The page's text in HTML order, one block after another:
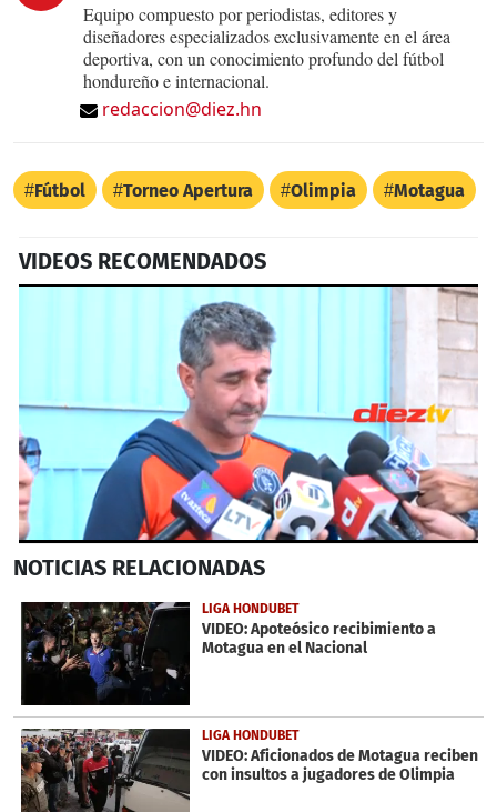
Equipo compuesto por periodistas, editores y
diseñadores especializados exclusivamente en el área
deportiva, con un conocimiento profundo del fútbol
hondureño e internacional.
redaccion@diez.hn
Fútbol Torneo Apertura Olimpia Motagua
VIDEOS RECOMENDADOS
seconds
1
minute,
36
seconds
NOTICIAS RELACIONADAS
LIGA HONDUBET
VIDEO: Apoteósico recibimiento a
Motagua en el Nacional
LIGA HONDUBET
VIDEO: Aficionados de Motagua reciben
con insultos a jugadores de Olimpia